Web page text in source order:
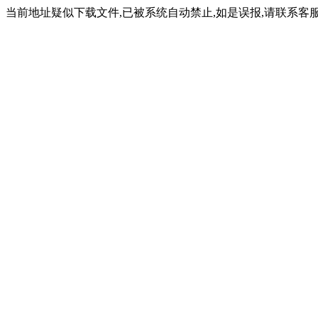
当前地址疑似下载文件,已被系统自动禁止,如是误报,请联系客